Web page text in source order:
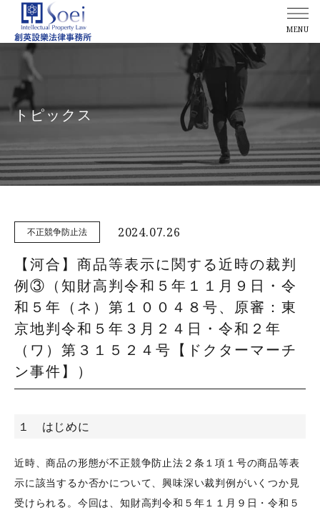
MENU
トピックス
不正競争防止法 2024.07.26
【河合】商品等表示に関する近時の裁判
例③（知財高判令和５年１１月９日・令
和５年（ネ）第１００４８号、原審：東
京地判令和５年３月２４日・令和２年
（ワ）第３１５２４号【ドクターマーチ
ン事件】）
１ はじめに
近時、商品の形態が不正競争防止法２条１項１号の商品等表
示に該当するか否かについて、興味深い裁判例がいくつか見
受けられる。今回は、知財高判令和５年１１月９日・令和５